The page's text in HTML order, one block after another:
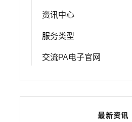
资讯中心
服务类型
交流PA电子官网
最新资讯